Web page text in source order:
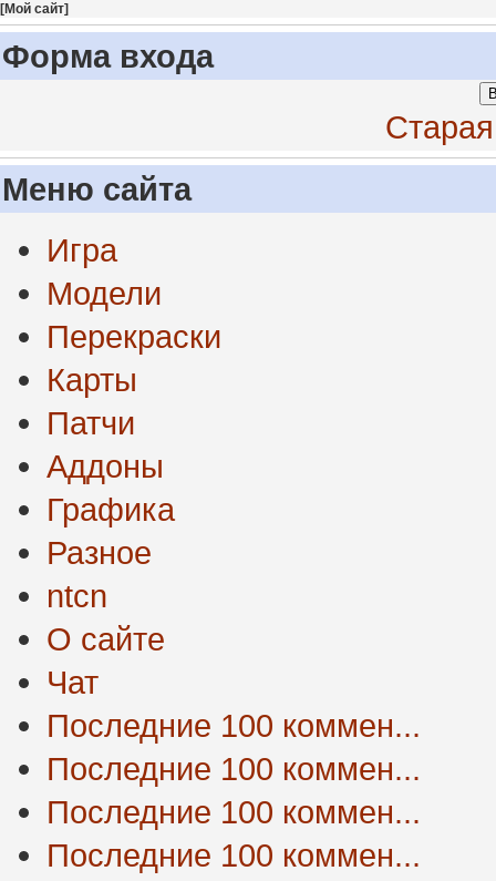
[Мой сайт]
Форма входа
Меню сайта
Игра
Модели
Перекраски
Карты
Патчи
Аддоны
Графика
Разное
ntcn
О сайте
Чат
Последние 100 коммен...
Последние 100 коммен...
Последние 100 коммен...
Последние 100 коммен...